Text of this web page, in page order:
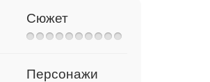
Сюжет
Персонажи